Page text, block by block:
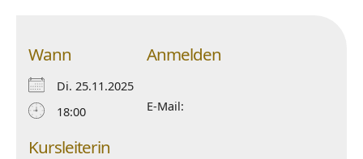
Wann
Di. 25.11.2025
18:00
Kursleiterin
Anmelden
E-Mail: